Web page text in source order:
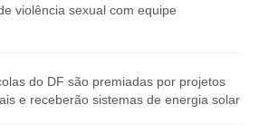
violência sexual com equipe
do DF são premiadas por projetos
e receberão sistemas de energia solar